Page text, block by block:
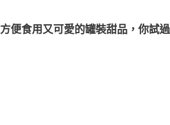
方便食用又可愛的罐裝甜品，你試過